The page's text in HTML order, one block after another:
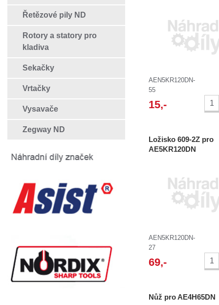
Řetězové pily ND
Rotory a statory pro
kladiva
Sekačky
Vrtačky
Vysavače
Zegway ND
AEN5KR120DN-
55
15,-
Ložisko 609-2Z pro
AE5KR120DN
AEN5KR120DN-
27
69,-
Nůž pro AE4H65DN